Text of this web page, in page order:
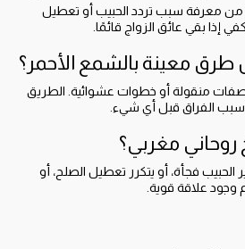
من معرفة سبب تردد الحبيب أو تعطيل
إذا بقي عائق الزواج قائمًا.
معينة بالشمع الأحمر؟
منقولة أو خطوات عشوائية. الطريق
الفراق قبل أي شيء.
روحاني مغربي؟
فجأة، أو يتكرر تعطيل الصلح، أو
وجود علاقة قوية.